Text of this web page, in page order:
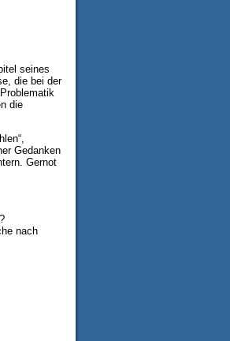
seines
die bei der
die
Gedanken
Gernot
nach